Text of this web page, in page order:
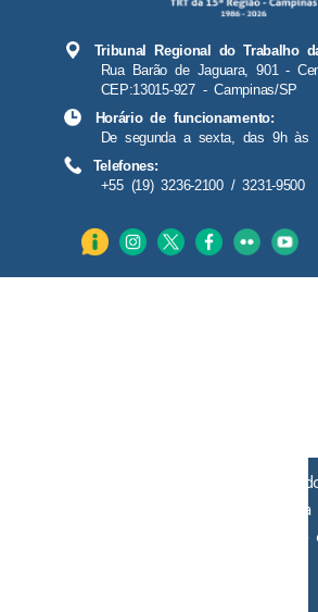
Tribunal Regional do Trabalho
Rua Barão de Jaguara, 901 -
CEP:13015-927 - Campinas/SP
Horário de funcionamento:
De segunda a sexta, das 9h às
Telefones:
+55 (19) 3236-2100 / 3231-9500
O TRT-15 utiliza cookies,
apenas em caráter temporário, para
informações estatísticas de visitação